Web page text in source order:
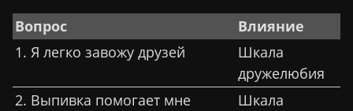
Вопрос
Влияние
1. Я легко завожу друзей
Шкала
дружелюбия
2. Выпивка помогает мне
Шкала